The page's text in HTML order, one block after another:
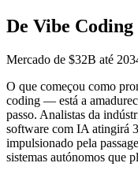
De Vibe
Mercado de $32B até
O que começou como
coding — está a
passo. Analistas da
software com IA atingirá
impulsionado pela
sistemas autónomos que